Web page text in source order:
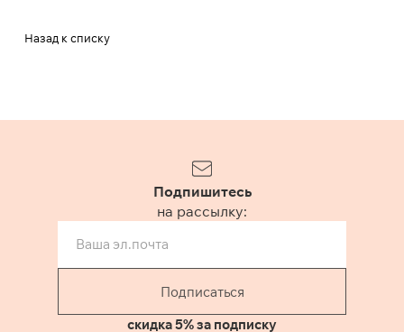
Назад к списку
Подпишитесь
на рассылку:
Подписаться
скидка 5% за подписку